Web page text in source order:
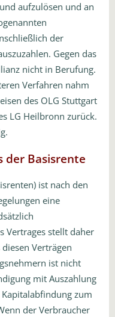
aufzulösen und an
der
Gegen das
nicht in Berufung.
Verfahren nahm
des OLG Stuttgart
LG Heilbronn zurück.
der Basisrente
ist nach den
eine
Vertrages stellt daher
Verträgen
ist nicht
mit Auszahlung
zum
der Verbraucher